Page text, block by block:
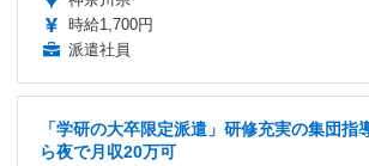
時給1,700円
派遣社員
「学研の大卒限定派遣」研修充実の集団指
ら夜で月収20万可